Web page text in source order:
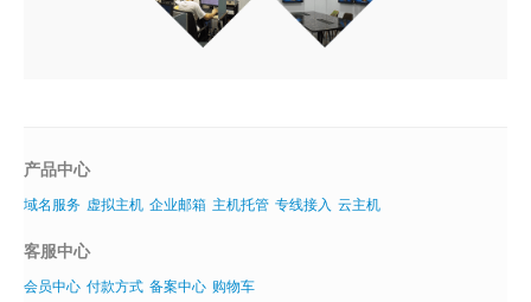
产品中心
域名服务 虚拟主机 企业邮箱 主机托管 专线接入 云主机
客服中心
会员中心 付款方式 备案中心 购物车